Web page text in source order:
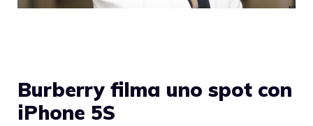
Burberry filma uno spot con
iPhone 5S